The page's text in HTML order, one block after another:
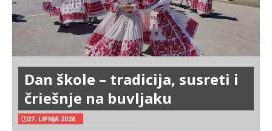
Dan škole – tradicija, susreti i
čriešnje na buvljaku
27. LIPNJA 2026.